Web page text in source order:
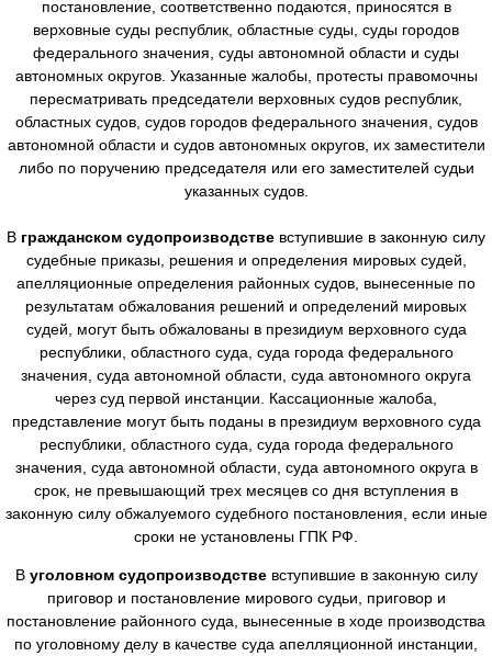
постановление, соответственно подаются, приносятся в
верховные суды республик, областные суды, суды городов
федерального значения, суды автономной области и суды
автономных округов. Указанные жалобы, протесты правомочны
пересматривать председатели верховных судов республик,
областных судов, судов городов федерального значения, судов
автономной области и судов автономных округов, их заместители
либо по поручению председателя или его заместителей судьи
указанных судов.
В гражданском судопроизводстве вступившие в законную силу
судебные приказы, решения и определения мировых судей,
апелляционные определения районных судов, вынесенные по
результатам обжалования решений и определений мировых
судей, могут быть обжалованы в президиум верховного суда
республики, областного суда, суда города федерального
значения, суда автономной области, суда автономного округа
через суд первой инстанции. Кассационные жалоба,
представление могут быть поданы в президиум верховного суда
республики, областного суда, суда города федерального
значения, суда автономной области, суда автономного округа в
срок, не превышающий трех месяцев со дня вступления в
законную силу обжалуемого судебного постановления, если иные
сроки не установлены ГПК РФ.
В уголовном судопроизводствевступившие в законную силу
приговор и постановление мирового судьи, приговор и
постановление районного суда, вынесенные в ходе производства
по уголовному делу в качестве суда апелляционной инстанции,